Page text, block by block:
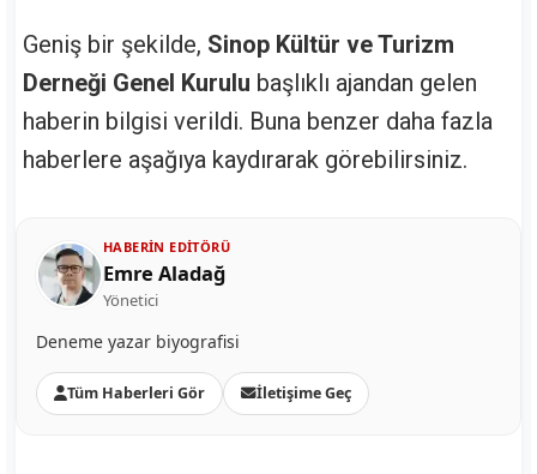
Geniş bir şekilde, Sinop Kültür ve Turizm
Derneği Genel Kurulu başlıklı ajandan gelen
haberin bilgisi verildi. Buna benzer daha fazla
haberlere aşağıya kaydırarak görebilirsiniz.
HABERIN EDITÖRÜ
Emre Aladağ
Yönetici
Deneme yazar biyografisi
Tüm Haberleri Gör İletişime Geç